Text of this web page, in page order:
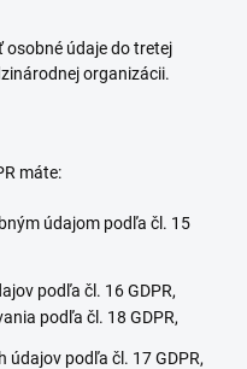
osobné údaje do tretej
organizácii.
máte:
údajom podľa čl. 15
podľa čl. 16 GDPR,
podľa čl. 18 GDPR,
údajov podľa čl. 17 GDPR,